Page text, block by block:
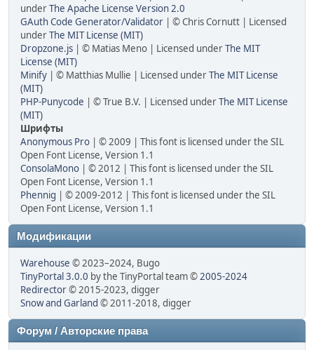
underThe Apache License Version 2.0
GAuth Code Generator/Validator | © Chris Cornutt | Licensed
underThe MIT License (MIT)
Dropzone.js | © Matias Meno | Licensed underThe MIT
License (MIT)
Minify | © Matthias Mullie | Licensed underThe MIT License
(MIT)
PHP-Punycode | © True B.V. | Licensed underThe MIT License
(MIT)
Шрифты
Anonymous Pro | © 2009 | This font is licensed under the SIL
Open Font License, Version 1.1
ConsolaMono | © 2012 | This font is licensed under the SIL
Open Font License, Version 1.1
Phennig | © 2009-2012 | This font is licensed under the SIL
Open Font License, Version 1.1
Модификации
Warehouse © 2023–2024, Bugo
TinyPortal 3.0.0 by the TinyPortal team ©2005-2024
Redirector© 2015-2023, digger
Snow and Garland © 2011-2018, digger
Форум / Авторские права